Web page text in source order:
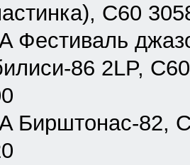
С60
Фестиваль
86 2LP,
Бирштонас-82,